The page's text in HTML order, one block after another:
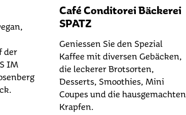
der
IM
Café Conditorei Bäckerei
SPATZ
Geniessen Sie den Spezial
Kaffee mit diversen Gebäcken,
die leckerer Brotsorten,
Desserts, Smoothies, Mini
Coupes und die hausgemachten
Krapfen.